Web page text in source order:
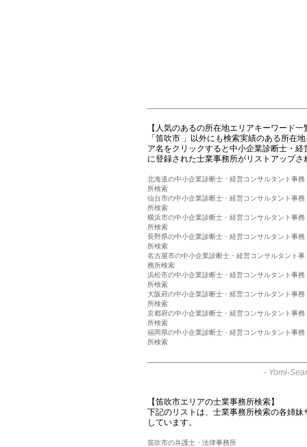
【人気のあるの所在地エリアキーワード一
「笛吹市 」以外にも検索実績のある所在
ア名をクリックすると中小企業診断士・
に登録された士業事務所がリストアップさ
北海道の中小企業診断士・経営コンサルタント事務
所検索
仙台市の中小企業診断士・経営コンサルタント事務
所検索
横浜市の中小企業診断士・経営コンサルタント事務
所検索
長野県の中小企業診断士・経営コンサルタント事務
所検索
名古屋市の中小企業診断士・経営コンサルタント事
務所検索
浜松市の中小企業診断士・経営コンサルタント事務
所検索
大阪府の中小企業診断士・経営コンサルタント事務
所検索
京都府の中小企業診断士・経営コンサルタント事務
所検索
福岡県の中小企業診断士・経営コンサルタント事務
所検索
- Yomi-
【笛吹市エリアの士業事務所検索】
下記のリストは、士業事務所検索の各姉
しています。
笛吹市の弁護士・法律事務所